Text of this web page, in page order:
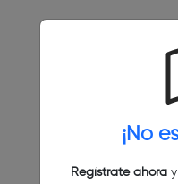
¡No
Regístrate ahoray